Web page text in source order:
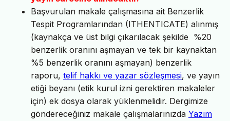
Başvurulan makale çalışmasına ait Benzerlik
Tespit Programlarından (ITHENTICATE) alınmış
(kaynakça ve üst bilgi çıkarılacak şekilde %20
benzerlik oranını aşmayan ve tek bir kaynaktan
%5 benzerlik oranını aşmayan) benzerlik
raporu, telif hakkı ve yazar sözleşmesi, ve yayın
etiği beyanı (etik kurul izni gerektiren makaleler
için) ek dosya olarak yüklenmelidir. Dergimize
göndereceğiniz makale çalışmalarınızda Yazım